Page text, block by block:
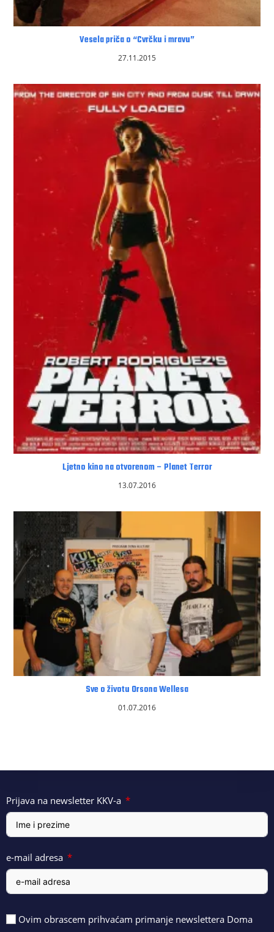
Vesela priča o “Cvrčku i mravu”
27.11.2015
Ljetno kino na otvorenom – Planet Terror
13.07.2016
Sve o životu Orsona Wellesa
01.07.2016
Prijava na newsletter KKV-a
e-mail adresa
Ovim obrascem prihvaćam primanje newslettera Doma